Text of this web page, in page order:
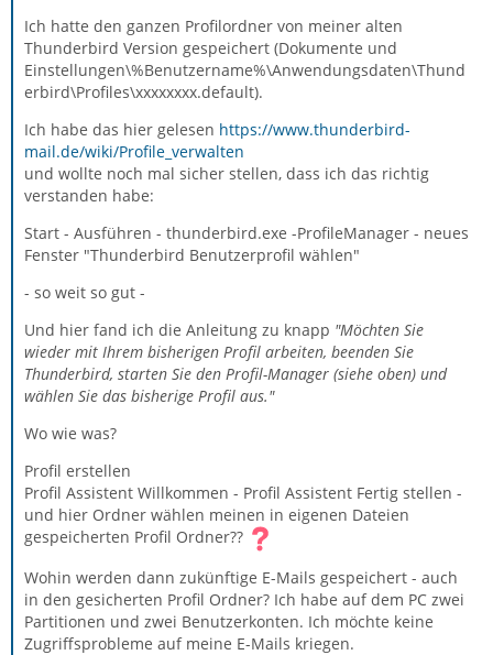
Ich hatte den ganzen Profilordner von meiner alten
Thunderbird Version gespeichert (Dokumente und
Einstellungen\%Benutzername%\Anwendungsdaten\Thund
erbird\Profiles\xxxxxxxx.default).
Ich habe das hier gelesen https://www.thunderbird-
mail.de/wiki/Profile_verwalten
und wollte noch mal sicher stellen, dass ich das richtig
verstanden habe:
Start - Ausführen - thunderbird.exe -ProfileManager - neues
Fenster "Thunderbird Benutzerprofil wählen"
- so weit so gut -
Und hier fand ich die Anleitung zu knapp "Möchten Sie
wieder mit Ihrem bisherigen Profil arbeiten, beenden Sie
Thunderbird, starten Sie den Profil-Manager (siehe oben) und
wählen Sie das bisherige Profil aus."
Wo wie was?
Profil erstellen
Profil Assistent Willkommen - Profil Assistent Fertig stellen -
und hier Ordner wählen meinen in eigenen Dateien
gespeicherten Profil Ordner??
Wohin werden dann zukünftige E-Mails gespeichert - auch
in den gesicherten Profil Ordner? Ich habe auf dem PC zwei
Partitionen und zwei Benutzerkonten. Ich möchte keine
Zugriffsprobleme auf meine E-Mails kriegen.